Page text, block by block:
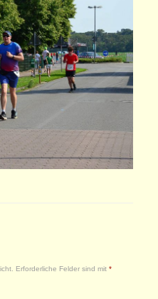
Erforderliche Felder sind mit *